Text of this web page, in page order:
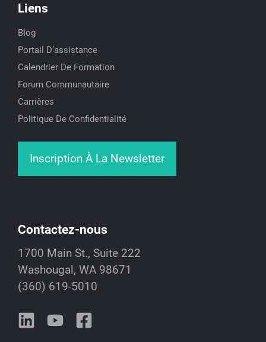
Contactez-nous
1700 Main St., Suite 222
Washougal, WA 98671
(360) 619-5010
Liens
Blog
Portail D’assistance
Calendrier De Formation
Forum Communautaire
Carrières
Politique De Confidentialité
Inscription À La Newsletter